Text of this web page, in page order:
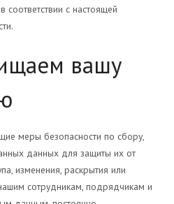
соответствии с настоящей
вашу
меры безопасности по сбору,
данных для защиты их от
изменения, раскрытия или
сотрудникам, подрядчикам и